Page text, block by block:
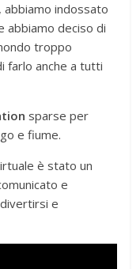
abbiamo indossato
abbiamo deciso di
troppo
farlo anche a tutti
sparse per
e fiume.
è stato un
e
e